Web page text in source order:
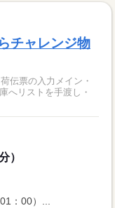
チャレンジ物
伝票の入力メイン・
へリストを手渡し・
）
：00）...